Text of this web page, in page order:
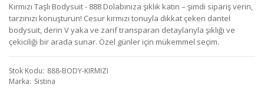
Kırmızı Taşlı Bodysuit - 888 Dolabınıza şıklık katın – şimdi sipariş verin,
tarzınızı konuşturun! Cesur kırmızı tonuyla dikkat çeken dantel
bodysuit, derin V yaka ve zarif transparan detaylarıyla şıklığı ve
çekiciliği bir arada sunar. Özel günler için mükemmel seçim.
Stok Kodu 888-BODY-KIRMIZI
Marka Sistina